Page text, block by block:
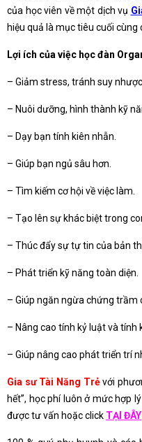
của học viên về một dịch vụ
hiệu quả là mục tiêu cuối cùng
Lợi ích của việc học đàn
– Giảm stress, tránh suy
– Nuôi dưỡng, hình thành kỹ
– Dạy bạn tính kiên nhẫn.
– Giúp bạn ngủ sâu hơn.
– Tìm kiếm cơ hội về việc làm.
– Tạo lên sự khác biệt trong
– Thúc đẩy sự tự tin của bản
– Phát triển kỹ năng toàn diện.
– Giúp ngăn ngừa chứng trầm
– Nâng cao tính kỷ luật và tính
– Giúp nâng cao phát triển trí
Gia sư Tài Năng Trẻvới
hết”, học phí luôn ở mức hợp
được tư vấn hoặc click TẠI ĐÂY